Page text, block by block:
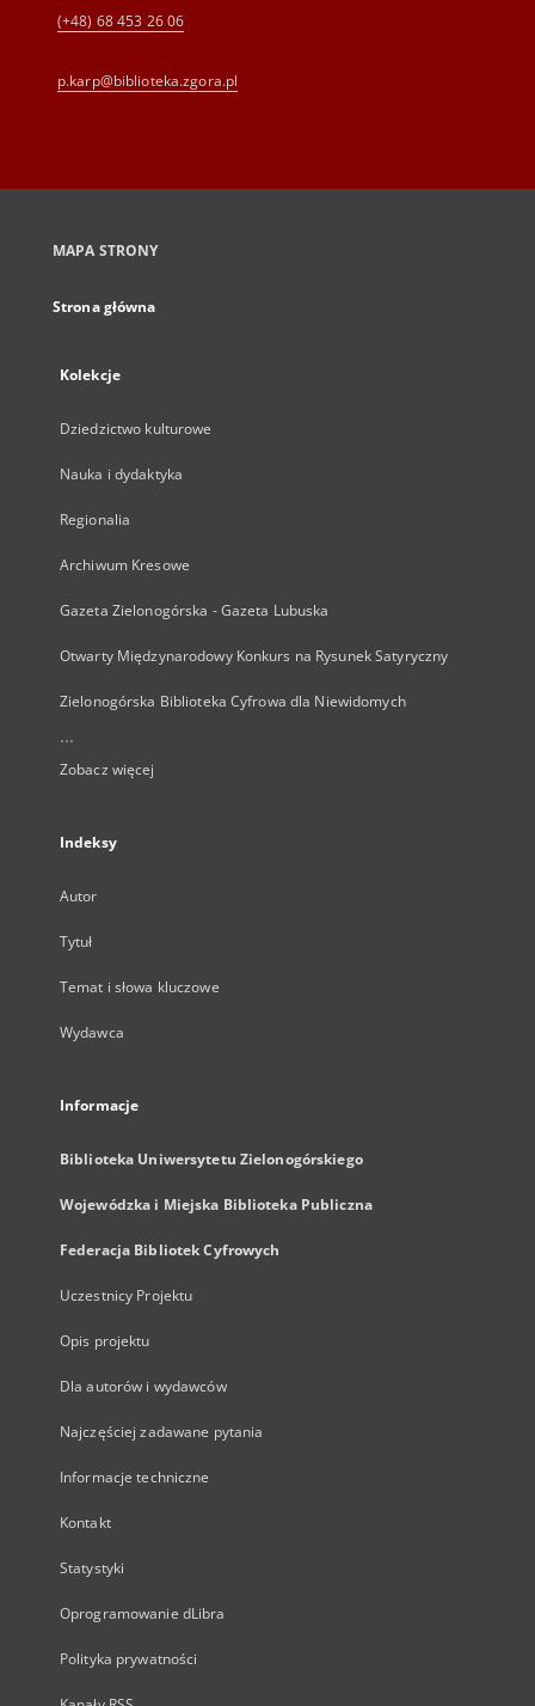
(+48) 68 453 26 06
p.karp@biblioteka.zgora.pl
MAPA STRONY
Strona główna
Kolekcje
Dziedzictwo kulturowe
Nauka i dydaktyka
Regionalia
Archiwum Kresowe
Gazeta Zielonogórska - Gazeta Lubuska
Otwarty Międzynarodowy Konkurs na Rysunek Satyryczny
Zielonogórska Biblioteka Cyfrowa dla Niewidomych
...
Zobacz więcej
Indeksy
Autor
Tytuł
Temat i słowa kluczowe
Wydawca
Informacje
Biblioteka Uniwersytetu Zielonogórskiego
Wojewódzka i Miejska Biblioteka Publiczna
Federacja Bibliotek Cyfrowych
Uczestnicy Projektu
Opis projektu
Dla autorów i wydawców
Najczęściej zadawane pytania
Informacje techniczne
Kontakt
Statystyki
Oprogramowanie dLibra
Polityka prywatności